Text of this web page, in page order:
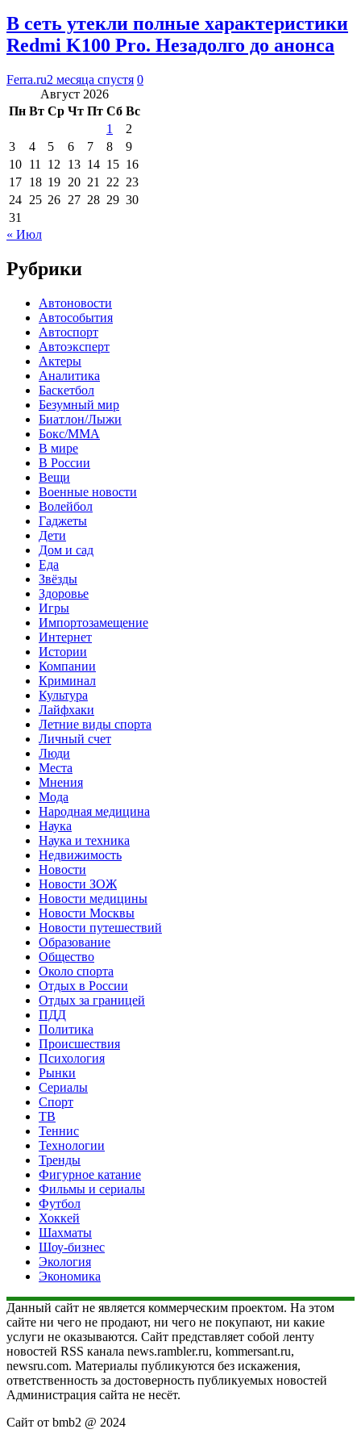
В сеть утекли полные характеристики
Redmi K100 Pro. Незадолго до анонса
Ferra.ru2 месяца спустя 0
Август 2026
Пн Вт Ср Чт Пт Сб Вс
1
2
3
4 5 6 7 8
9
10 11 12 13 14 15 16
17 18 19 20 21 22 23
24 25 26 27 28 29 30
31
« Июл
Рубрики
Автоновости
Автособытия
Автоспорт
Автоэксперт
Актеры
Аналитика
Баскетбол
Безумный мир
Биатлон/Лыжи
Бокс/MMA
В мире
В России
Вещи
Военные новости
Волейбол
Гаджеты
Дети
Дом и сад
Еда
Звёзды
Здоровье
Игры
Импортозамещение
Интернет
Истории
Компании
Криминал
Культура
Лайфхаки
Летние виды спорта
Личный счет
Люди
Места
Мнения
Мода
Народная медицина
Наука
Наука и техника
Недвижимость
Новости
Новости ЗОЖ
Новости медицины
Новости Москвы
Новости путешествий
Образование
Общество
Около спорта
Отдых в России
Отдых за границей
ПДД
Политика
Происшествия
Психология
Рынки
Сериалы
Спорт
ТВ
Теннис
Технологии
Тренды
Фигурное катание
Фильмы и сериалы
Футбол
Хоккей
Шахматы
Шоу-бизнес
Экология
Экономика
Данный сайт не является коммерческим проектом. На этом
сайте ни чего не продают, ни чего не покупают, ни какие
услуги не оказываются. Сайт представляет собой ленту
новостей RSS канала news.rambler.ru, kommersant.ru,
newsru.com. Материалы публикуются без искажения,
ответственность за достоверность публикуемых новостей
Администрация сайта не несёт.
Сайт от bmb2 @ 2024